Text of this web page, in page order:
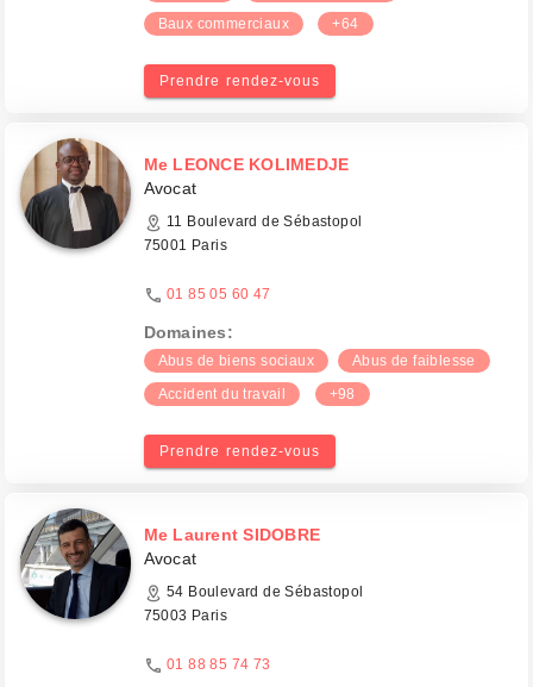
Baux commerciaux
+64
Prendre rendez-vous
Me LEONCE KOLIMEDJE
Avocat
11 Boulevard de Sébastopol
75001 Paris
01 85 05 60 47
Domaines:
Abus de biens sociaux
Abus de faiblesse
Accident du travail
+98
Prendre rendez-vous
Me Laurent SIDOBRE
Avocat
54 Boulevard de Sébastopol
75003 Paris
01 88 85 74 73